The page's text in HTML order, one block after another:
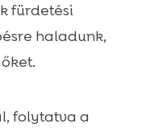
fürdetési
haladunk,
folytatva a